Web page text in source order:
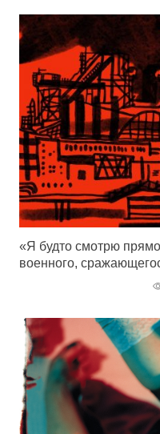
«Я будто смотрю
военного,